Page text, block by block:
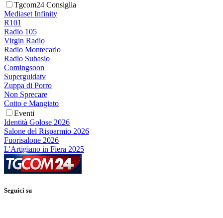
Tgcom24 Consiglia
Mediaset Infinity
R101
Radio 105
Virgin Radio
Radio Montecarlo
Radio Subasio
Comingsoon
Superguidatv
Zuppa di Porro
Non Sprecare
Cotto e Mangiato
Eventi
Identità Golose 2026
Salone del Risparmio 2026
Fuorisalone 2026
L'Artigiano in Fiera 2025
Seguici su